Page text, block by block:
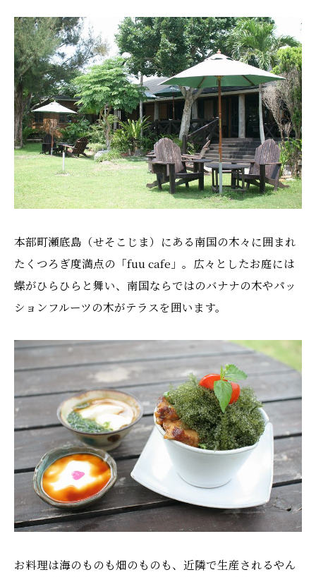
本部町瀬底島（せそこじま）にある南国の木々に囲まれ
たくつろぎ度満点の「fuu cafe」。広々としたお庭には
蝶がひらひらと舞い、南国ならではのバナナの木やパッ
ションフルーツの木がテラスを囲います。
お料理は海のものも畑のものも、近隣で生産されるやん